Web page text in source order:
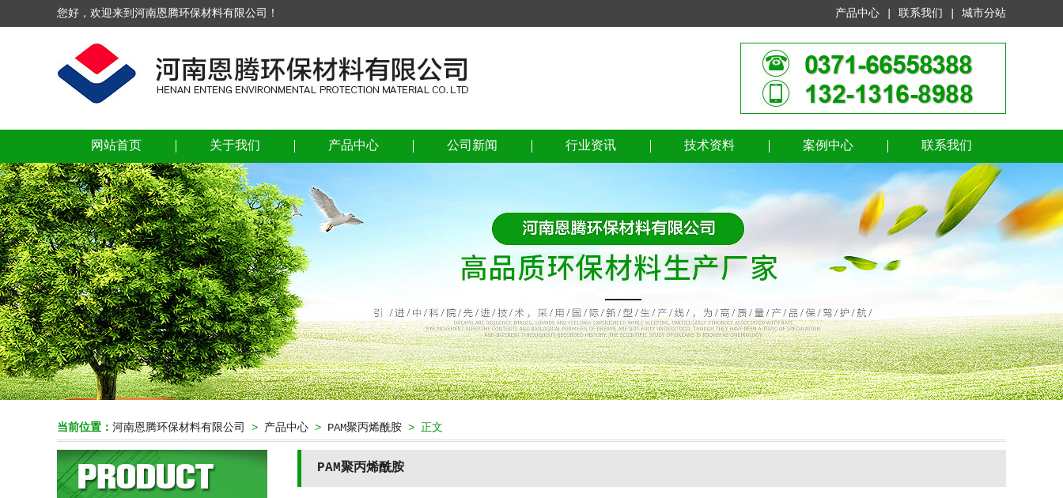
您好，欢迎来到河南恩腾环保材料有限公司！ 产品中心 联系我们 城市分站
网站首页 关于我们 产品中心 公司新闻 行业资讯 技术资料 案例中心 联系我们
当前位置： 河南恩腾环保材料有限公司 > 产品中心 > PAM聚丙烯酰胺 > 正文
PAM聚丙烯酰胺